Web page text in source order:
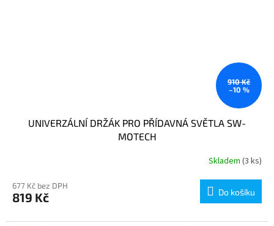
910 Kč
–10 %
UNIVERZÁLNÍ DRŽÁK PRO PŘÍDAVNÁ SVĚTLA SW-
MOTECH
Skladem (3 ks)
677 Kč bez DPH
819 Kč Do košíku